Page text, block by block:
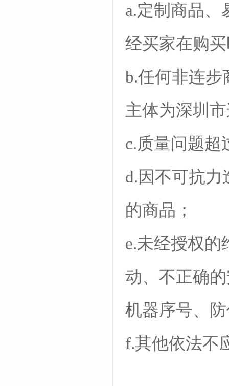
a.定制商品
经买家在购
b.任何非连步
主体为深圳
c.质量问题超
d.因不可抗
的商品；
e.未经授权
动、不正确
机器序号、
f.其他依法不